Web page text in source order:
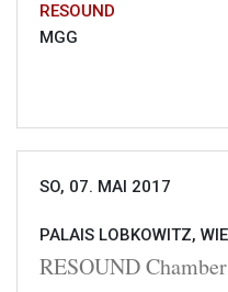
RESOUND
MGG
SO, 07. MAI 2017
PALAIS LOBKOWITZ,
RESOUND